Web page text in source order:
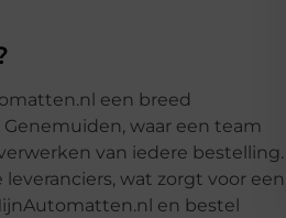
een breed
waar een team
van iedere bestelling.
wat zorgt voor een
en bestel